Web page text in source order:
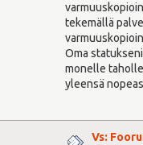
tekemällä
Oma
monelle
yleensä
Vs: